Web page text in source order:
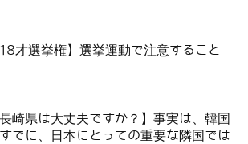
18才選挙権】選挙運動で注意すること
長崎県は大丈夫ですか？】事実は、韓国
でに、日本にとっての重要な隣国では